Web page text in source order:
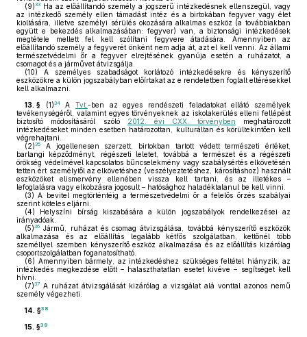
(9)33 Ha az előállítandó személy a jogszerű intézkedésnek ellenszegül, vagy
az intézkedő személy ellen támadást intéz és a birtokában fegyver vagy élet
kioltására, illetve személyi sérülés okozására alkalmas eszköz (a továbbiakban
együtt e bekezdés alkalmazásában: fegyver) van, a biztonsági intézkedések
megtétele mellett fel kell szólítani fegyvere átadására. Amennyiben az
előállítandó személy a fegyverét önként nem adja át, azt el kell venni. Az állami
természetvédelmi őr a fegyver elrejtésének gyanúja esetén a ruházatot, a
csomagot és a járművet átvizsgálja.
(10) A személyes szabadságot korlátozó intézkedésekre és kényszerítő
eszközökre a külön jogszabályban előírtakat az e rendeletben foglalt eltérésekkel
kell alkalmazni.
13. § (1)34ATvt.-ben az egyes rendészeti feladatokat ellátó személyek
tevékenységéről, valamint egyes törvényeknek az iskolakerülés elleni fellépést
biztosító módosításáról szóló 2012. évi CXX. törvényben meghatározott
intézkedéseket minden esetben határozottan, kulturáltan és körültekintően kell
végrehajtani.
(2)35
A jogellenesen szerzett, birtokban tartott védett természeti értéket,
barlangi képződményt, régészeti leletet, továbbá a természet és a régészeti
örökség védelmével kapcsolatos bűncselekmény vagy szabálysértés elkövetésén
tetten ért személytől az elkövetéshez (veszélyeztetéshez, károsításhoz) használt
eszközöket elismervény ellenében vissza kell tartani, és az illetékes –
lefoglalásra vagy elkobzásra jogosult – hatósághoz haladéktalanul be kell vinni.
(3) A bevitel megtörténtéig a természetvédelmi őr a felelős őrzés szabályai
szerint köteles eljárni.
(4) Helyszíni bírság kiszabására a külön jogszabályok rendelkezései az
irányadóak.
(5)36 Jármű, ruházat és csomag átvizsgálása, továbbá kényszerítő eszközök
alkalmazása és az előállítás legalább kétfős szolgálatban, kettőnél több
személlyel szemben kényszerítő eszköz alkalmazása és az előállítás kizárólag
csoportszolgálatban foganatosítható.
(6) Amennyiben bármely, az intézkedéshez szükséges feltétel hiányzik, az
intézkedés megkezdése előtt – halaszthatatlan esetet kivéve – segítséget kell
hívni.
(7)37 A ruházat átvizsgálását kizárólag a vizsgálat alá vonttal azonos nemű
személy végezheti.
14. §38
15. §39